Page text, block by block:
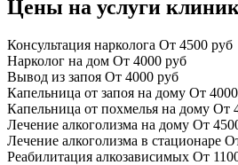
Цены на услуги
Консультация нарколога От 4500 руб
Нарколог на дом От 4000 руб
Вывод из запоя От 4000 руб
Капельница от запоя на дому От
Капельница от похмелья на дому От
Лечение алкоголизма на дому От
Лечение алкоголизма в стационаре
Реабилитация алкозависимых От